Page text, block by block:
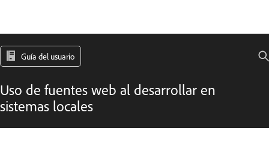
Guía del usuario
Uso de fuentes web al desarrollar en
sistemas locales